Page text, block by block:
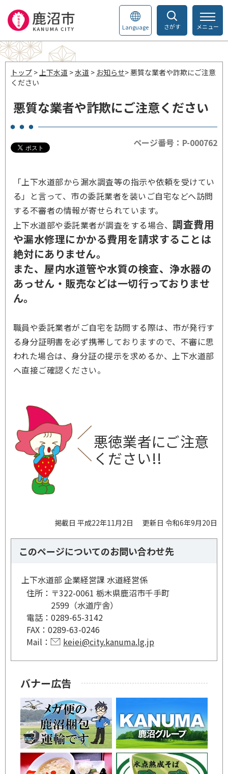
さがす
Language メニュー
トップ >上下水道 >水道 > お知らせ> 悪質な業者や詐欺にご注意
ください
悪質な業者や詐欺にご注意ください
ページ番号：P-000762
「上下水道部から漏水調査等の指示や依頼を受けてい
る」と言って、市の委託業者を装いご自宅などへ訪問
する不審者の情報が寄せられています。
上下水道部や委託業者が調査をする場合、調査費用
や漏水修理にかかる費用を請求することは
絶対にありません。
また、屋内水道管や水質の検査、浄水器の
あっせん・販売などは一切行っておりませ
ん。
職員や委託業者がご自宅を訪問する際は、市が発行す
る身分証明書を必ず携帯しておりますので、不審に思
われた場合は、身分証の提示を求めるか、上下水道部
へ直接ご確認ください。
悪徳業者にご注意
ください!!
掲載日 平成22年11月2日 更新日 令和6年9月20日
このページについてのお問い合わせ先
上下水道部 企業経営課 水道経営係
住所： 〒322-0061 栃木県鹿沼市千手町
2599（水道庁舎）
電話： 0289-65-3142
FAX： 0289-63-0246
Mail：
keiei@city.kanuma.lg.jp
バナー広告